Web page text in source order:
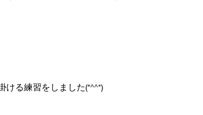
ける練習をしました(*^^*)